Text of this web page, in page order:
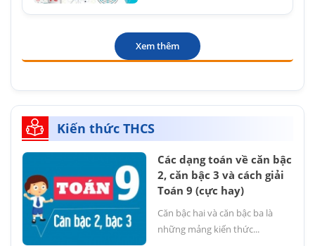
Xem thêm
Kiến thức THCS
Các dạng toán về căn bậc
2, căn bậc 3 và cách giải
Toán 9 (cực hay)
Căn bậc hai và căn bậc ba là
những mảng kiến thức...